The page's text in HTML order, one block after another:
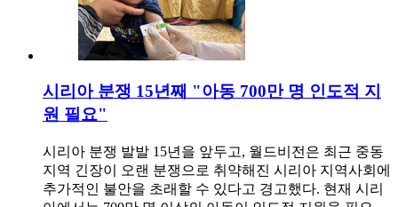
시리아 분쟁 15년째 "아동 700만 명 인도적 지
원 필요"
시리아 분쟁 발발 15년을 앞두고, 월드비전은 최근 중동
지역 긴장이 오랜 분쟁으로 취약해진 시리아 지역사회에
추가적인 불안을 초래할 수 있다고 경고했다. 현재 시리